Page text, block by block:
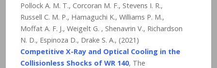
Pollock A. M. T., Corcoran M. F., Stevens I. R.,
Russell C. M. P., Hamaguchi K., Williams P. M.,
Moffat A. F. J., Weigelt G. , Shenavrin V., Richardson
N. D., Espinoza D., Drake S. A., (2021)
Competitive X-Ray and Optical Cooling in the
Collisionless Shocks of WR 140, The